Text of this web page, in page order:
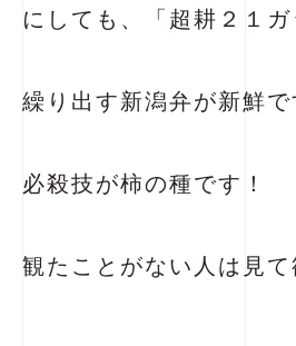
にしても、「超耕２１
繰り出す新潟弁が新鮮で
必殺技が柿の種です！
観たことがない人は見て